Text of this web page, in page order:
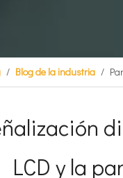
/ Blog de la industria /
LCD y la